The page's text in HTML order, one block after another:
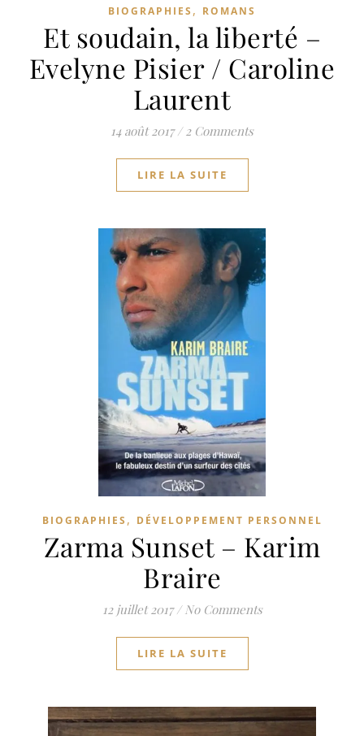
BIOGRAPHIES , ROMANS
Et soudain, la liberté –
Evelyne Pisier / Caroline
Laurent
14 août 2017 / 2 Comments
LIRE LA SUITE
BIOGRAPHIES , DÉVELOPPEMENT PERSONNEL
Zarma Sunset – Karim
Braire
12 juillet 2017 / No Comments
LIRE LA SUITE